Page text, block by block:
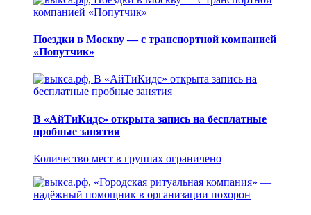
Поездки в Москву — с транспортной компанией
«Попутчик»
В «АйТиКидс» открыта запись на бесплатные
пробные занятия
Количество мест в группах ограничено